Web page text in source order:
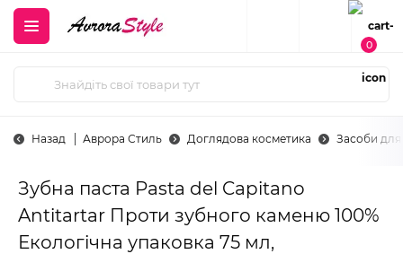
0
Назад Аврора Стиль Доглядова косметика Засоби
Зубна паста Pasta del Capitano
Antitartar Проти зубного каменю 100%
Екологічна упаковка 75 мл,